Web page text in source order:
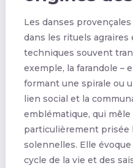
Les danses
dans les rituels agraires
techniques souvent
exemple, la farandole –
formant une spirale ou
lien social et la
emblématique, qui
particulièrement prisée
solennelles. Elle
cycle de la vie et des